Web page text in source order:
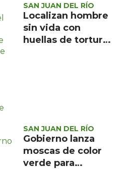
SAN JUAN DEL RÍO
Localizan hombre
sin vida con
huellas de tortura
SAN JUAN DEL RÍO
Gobierno lanza
moscas de color
verde para